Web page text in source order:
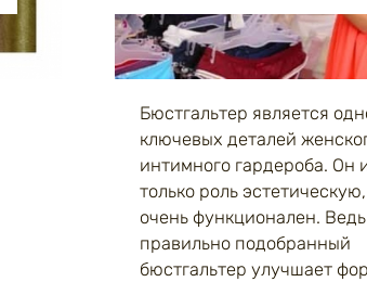
Бюстгальтер является
ключевых деталей
интимного гардероба. Он
только роль
очень функционален.
правильно подобранный
бюстгальтер улучшает